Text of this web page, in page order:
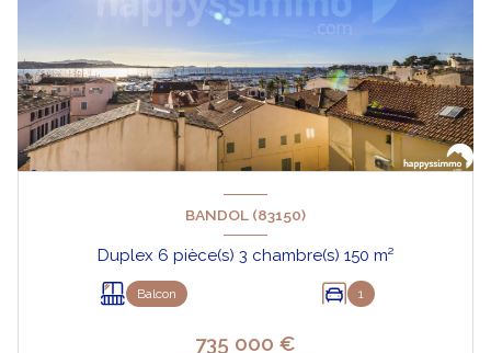
BANDOL (83150)
Duplex 6 pièce(s) 3 chambre(s) 150 m²
Balcon 1
735 000 €